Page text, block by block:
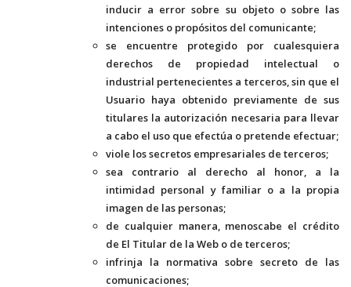
inducir a error sobre su objeto o sobre las
intenciones o propósitos del comunicante;
se encuentre protegido por cualesquiera
derechos de propiedad intelectual o
industrial pertenecientes a terceros, sin que el
Usuario haya obtenido previamente de sus
titulares la autorización necesaria para llevar
a cabo el uso que efectúa o pretende efectuar;
viole los secretos empresariales de terceros;
sea contrario al derecho al honor, a la
intimidad personal y familiar o a la propia
imagen de las personas;
de cualquier manera, menoscabe el crédito
de El Titular de la Web o de terceros;
infrinja la normativa sobre secreto de las
comunicaciones;